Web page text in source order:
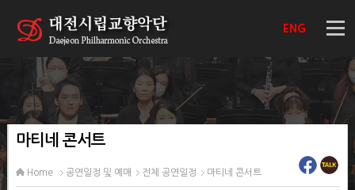
ENG
마티네 콘서트
Home 공연일정 및 예매 전체 공연일정 마티네 콘서트